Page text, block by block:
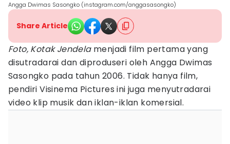
Angga Dwimas Sasongko (instagram.com/anggasasongko)
Share Article
Foto, Kotak Jendelamenjadi film pertama yang
disutradarai dan diproduseri oleh Angga Dwimas
Sasongko pada tahun 2006. Tidak hanya film,
pendiri Visinema Pictures ini juga menyutradarai
video klip musik dan iklan-iklan komersial.